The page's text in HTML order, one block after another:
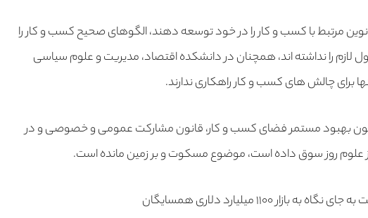
مرتبط با کسب و کار را در خود توسعه دهند، الگوهای صحیح کسب و کار را
لازم را نداشته اند، همچنان در دانشکده اقتصاد، مدیریت و علوم سیاسی
برای چالش های کسب و کار راهکاری ندارند.
قانون بهبود مستمر فضای کسب و کار، قانون مشارکت عمومی و خصوصی و در
روز سوق داده است، موضوع مسکوت و بر زمین مانده است.
۱۱۰۰ میلیارد دلاری همسایگان